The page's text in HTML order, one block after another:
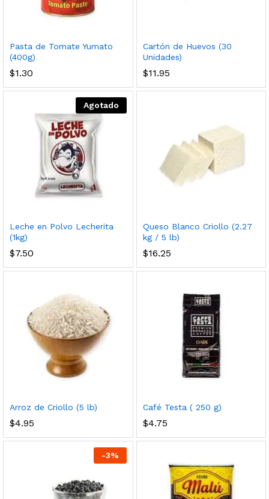
Pasta de Tomate Yumato
(400g)
$1.30
Cartón de Huevos (30
Unidades)
$11.95
Agotado
Leche en Polvo Lecherita
(1kg)
$7.50
Queso Blanco Criollo (2.27
kg / 5 lb)
$16.25
Arroz de Criollo (5 lb)
$4.95
Café Testa ( 250 g)
$4.75
-3%